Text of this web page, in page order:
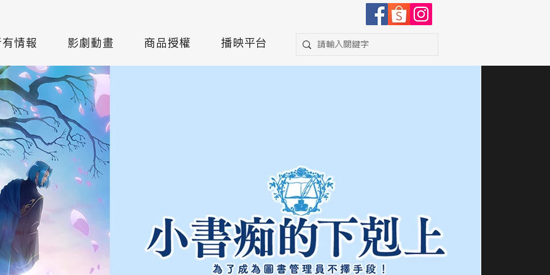
情報 影劇動畫 商品授權 播映平台